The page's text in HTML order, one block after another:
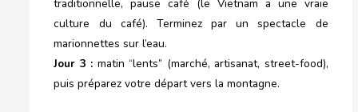
traditionnelle, pause café (le Vietnam a une vraie
culture du café). Terminez par un spectacle de
marionnettes sur l’eau.
Jour 3 : matin “lents” (marché, artisanat, street-food),
puis préparez votre départ vers la montagne.